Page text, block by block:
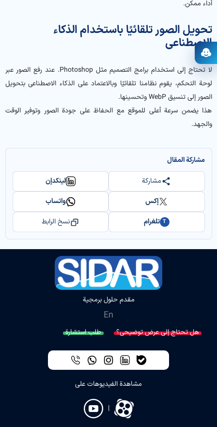
أداء ممكن.
تحويل الصور تلقائيًا باستخدام الذكاء
الاصطناعي
لا تحتاج إلى استخدام برامج التصميم مثل Photoshop. عند رفع الصور عبر
لوحة التحكم، يقوم نظامنا تلقائيًا وبالاعتماد على الذكاء الاصطناعي بتحويل
الصور إلى تنسيق WebP وتحسينها.
هذا يضمن سرعة أعلى للموقع مع الحفاظ على جودة الصور وتوفير الوقت
والجهد.
مشاركة المقال
مشاركة
لينكدإن
إكس
واتساب
T تلغرام نسخ الرابط
مقدم حلول برمجية
En
هل تحتاج إلى عرض توضيحي؟ طلب استشارة
مشاهدة الفيديوهات على
|
فتح المساعد